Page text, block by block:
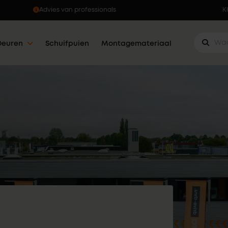
Ophalen wanneer jou dat uitkomt
Schuifpuien Montagemateriaal